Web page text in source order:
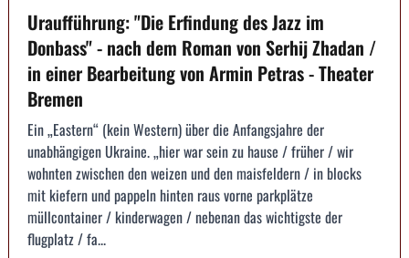
Uraufführung: "Die Erfindung des Jazz im
Donbass" - nach dem Roman von Serhij Zhadan /
in einer Bearbeitung von Armin Petras - Theater
Bremen
Ein „Eastern“ (kein Western) über die Anfangsjahre der
unabhängigen Ukraine. „hier war sein zu hause / früher / wir
wohnten zwischen den weizen und den maisfeldern / in blocks
mit kiefern und pappeln hinten raus vorne parkplätze
müllcontainer / kinderwagen / nebenan das wichtigste der
flugplatz / fa...